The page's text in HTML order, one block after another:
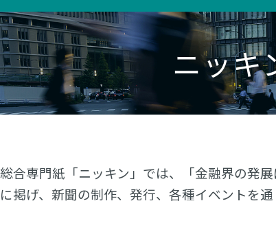
ニッキ
合専門紙「ニッキン」では、「金融界の発
掲げ、新聞の制作、発行、各種イベントを